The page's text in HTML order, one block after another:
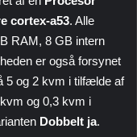
cortex-a53. Alle
RAM, 8 GB intern
er også forsynet
5 og 2 kvm i tilfælde af
og 0,3 kvm i
Dobbelt ja.